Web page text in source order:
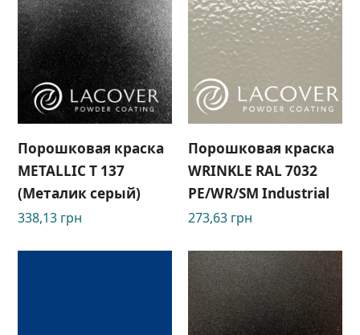
Порошковая краска
METALLIC T 137
(Металик серый)
338,13 грн
Порошковая краска
WRINKLE RAL 7032
РЕ/WR/SM Industrial
273,63 грн